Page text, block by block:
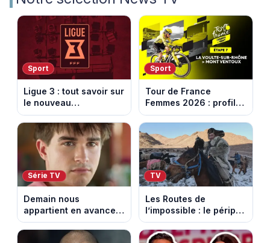
Sport
Ligue 3 : tout savoir sur
le nouveau
championnat qui
succède au National
Sport
Tour de France
Femmes 2026 : profil
et horaires de la 7e
étape entre La Voulte-
sur-Rhône et le Mont
Ventoux
Série TV
Demain nous
appartient en avance:
Samuel perd le
contrôle. Episode du 10
TV
Les Routes de
l’impossible : le périple
glacial d’une famille
nomade en Mongolie